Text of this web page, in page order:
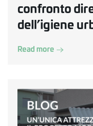
confronto
dell’igiene
Read more